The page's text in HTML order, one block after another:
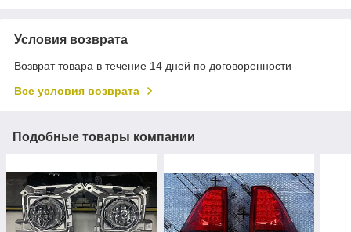
Условия возврата
Возврат товара в течение 14 дней по договоренности
Все условия возврата
Подобные товары компании